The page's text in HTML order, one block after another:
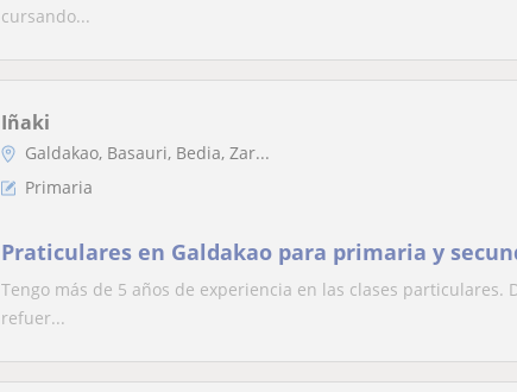
cursando...
Iñaki
Galdakao, Basauri, Bedia, Zar...
Primaria
Praticulares en Galdakao para primaria y
Tengo más de 5 años de experiencia en las clases
refuer...